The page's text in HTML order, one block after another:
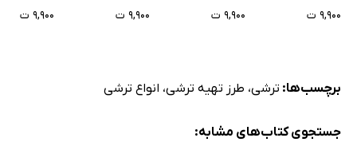
۹,۹۰۰ ت
۹,۹۰۰ ت
۹,۹۰۰ ت
۹,۹۰۰ ت
برچسب‌ها: ترشی، طرز تهیه ترشی، انواع ترشی
جستجوی کتاب‌های مشابه: